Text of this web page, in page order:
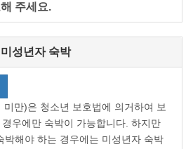
주세요.
미성년자 숙박
미만)은 청소년 보호법에 의거하여 보
우에만 숙박이 가능합니다. 하지만
박해야 하는 경우에는 미성년자 숙박